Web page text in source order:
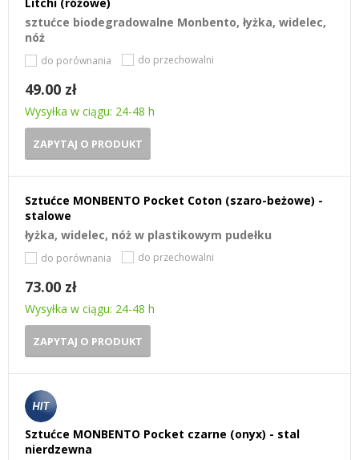
sztućce biodegradowalne Monbento, łyżka, widelec,
nóż
do porównania do przechowalni
49.00 zł
Wysyłka w ciągu: 24-48 h
ZAPYTAJ O PRODUKT
Sztućce MONBENTO Pocket Coton (szaro-beżowe) -
stalowe
łyżka, widelec, nóż w plastikowym pudełku
do porównania do przechowalni
73.00 zł
Wysyłka w ciągu: 24-48 h
ZAPYTAJ O PRODUKT
Sztućce MONBENTO Pocket czarne (onyx) - stal
nierdzewna